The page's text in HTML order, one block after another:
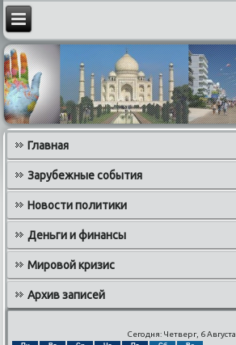
Главная
Зарубежные события
Новости политики
Деньги и финансы
Мировой кризис
Архив записей
Сегодня: Четверг, 6 Августа